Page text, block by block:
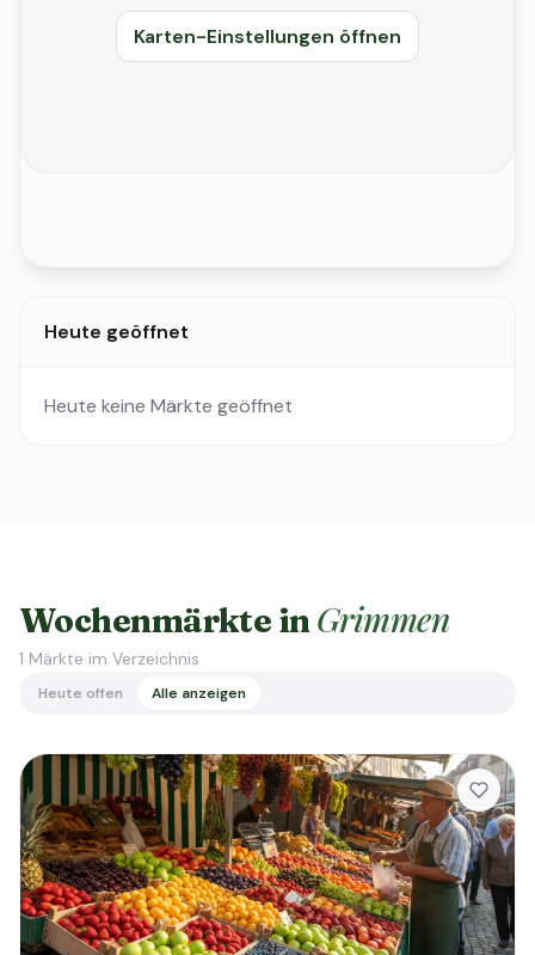
Karten-Einstellungen öffnen
Heute geöffnet
Heute keine Märkte geöffnet
Wochenmärkte inGrimmen
1 Märkte im Verzeichnis
Heute offen Alle anzeigen